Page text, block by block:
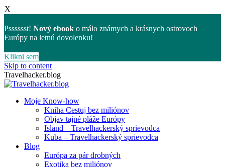
X
Psssssst! Nový ebook o málo známych a krásnych ostrovoch
Európy na letnú dovolenku!
Klikni sem
Skip to content
Travelhacker.blog
Moje Know-how
Kniha Cestuj bez miliónov
Objav tajné pláže Európy
Island – Travelhackerský sprievodca
Kuba – Travelhackerský sprievodca
Blog
Európa za pár drobných
Exotika bez miliónov